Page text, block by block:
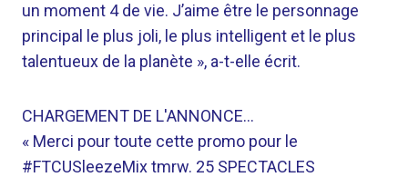
un moment 4 de vie. J’aime être le personnage
principal le plus joli, le plus intelligent et le plus
talentueux de la planète », a-t-elle écrit.
CHARGEMENT DE L'ANNONCE…
« Merci pour toute cette promo pour le
#FTCUSleezeMix tmrw. 25 SPECTACLES